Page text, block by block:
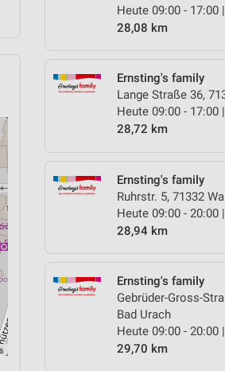
Heute 09:00 - 17:00 |
28,08 km
Ernsting's family
Lange Straße 36,
Heute 09:00 - 17:00 |
28,72 km
Ernsting's family
Ruhrstr. 5, 71332
Heute 09:00 - 20:00 |
28,94 km
Ernsting's family
Gebrüder-Gross-
Bad Urach
Heute 09:00 - 20:00 |
29,70 km